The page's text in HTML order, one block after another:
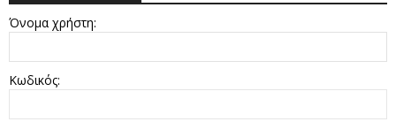
Όνομα χρήστη:
Κωδικός: